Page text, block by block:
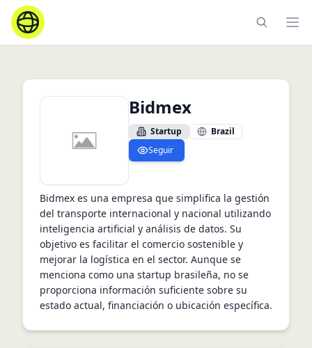
Bidmex
Startup
Brazil
Seguir
Bidmex es una empresa que simplifica la gestión
del transporte internacional y nacional utilizando
inteligencia artificial y análisis de datos. Su
objetivo es facilitar el comercio sostenible y
mejorar la logística en el sector. Aunque se
menciona como una startup brasileña, no se
proporciona información suficiente sobre su
estado actual, financiación o ubicación específica.